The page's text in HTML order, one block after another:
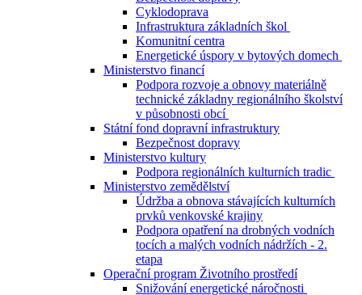
Cyklodoprava
Infrastruktura základních škol
Komunitní centra
Energetické úspory v bytových domech
Ministerstvo financí
Podpora rozvoje a obnovy materiálně
technické základny regionálního školství
v působnosti obcí
Státní fond dopravní infrastruktury
Bezpečnost dopravy
Ministerstvo kultury
Podpora regionálních kulturních tradic
Ministerstvo zemědělství
Údržba a obnova stávajících kulturních
prvků venkovské krajiny
Podpora opatření na drobných vodních
tocích a malých vodních nádržích - 2.
etapa
Operační program Životního prostředí
Snižování energetické náročnosti